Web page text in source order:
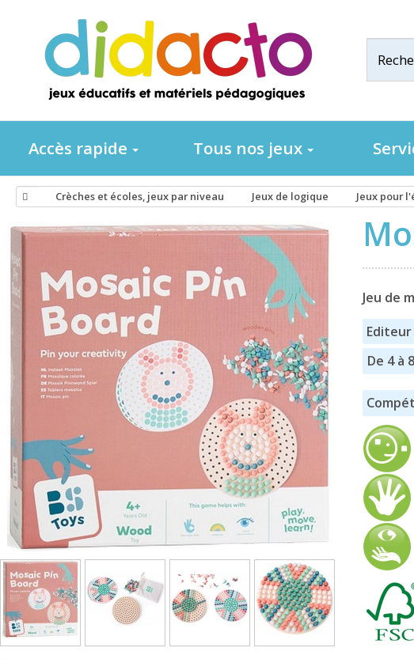
Accès rapide Tous nos jeux
Crèches et écoles, jeux par niveau Jeux de logique Jeux pour
Jeu de
Editeur
De 4 à